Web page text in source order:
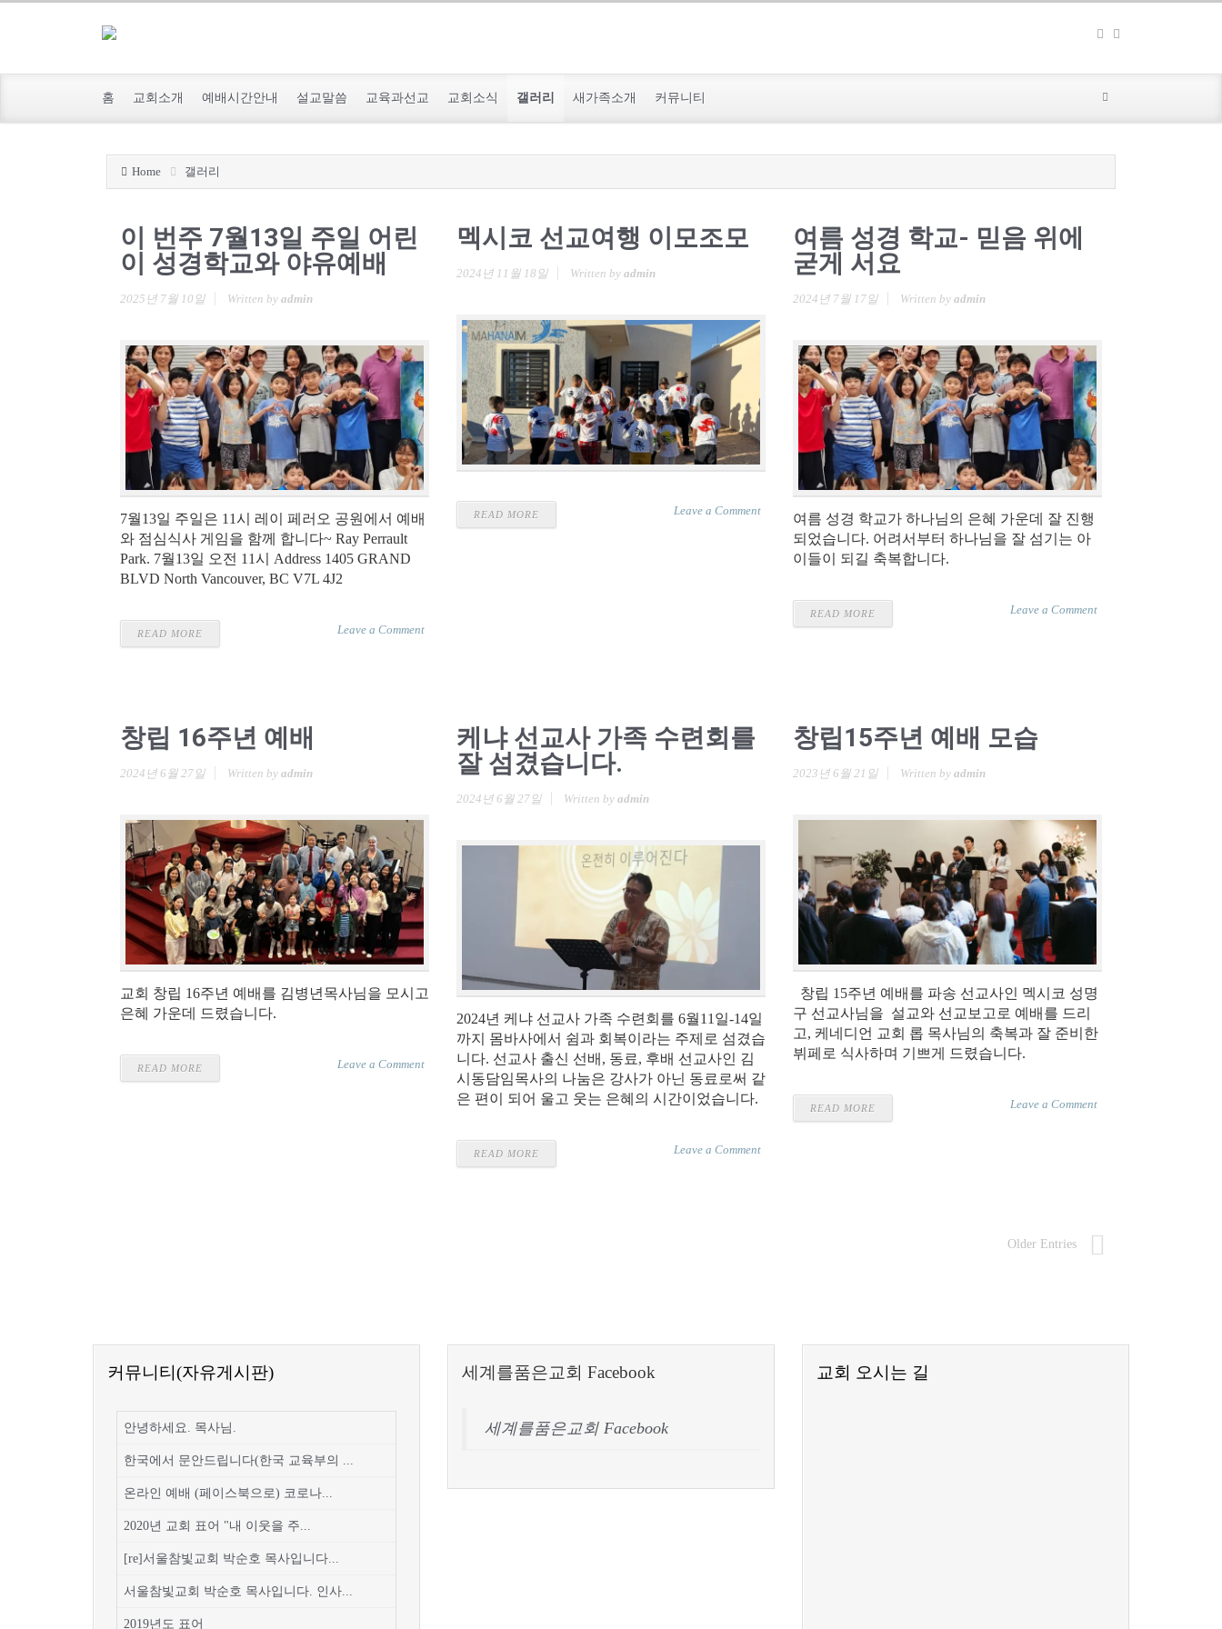
홈 교회소개 예배시간안내 설교말씀 교육과선교 교회소식 갤러리 새가족소개 커뮤니티
Home 갤러리
이 번주 7월13일 주일 어린
이 성경학교와 야유예배
2025년 7월 10일 Written by admin
7월13일 주일은 11시 레이 페러오 공원에서 예배
와 점심식사 게임을 함께 합니다~ Ray Perrault
Park. 7월13일 오전 11시 Address 1405 GRAND
BLVD North Vancouver, BC V7L 4J2
READ MORE Leave a Comment
멕시코 선교여행 이모조모
2024년 11월 18일 Written by admin
READ MORE Leave a Comment
여름 성경 학교- 믿음 위에
굳게 서요
2024년 7월 17일 Written by admin
여름 성경 학교가 하나님의 은혜 가운데 잘 진행
되었습니다. 어려서부터 하나님을 잘 섬기는 아
이들이 되길 축복합니다.
READ MORE Leave a Comment
창립 16주년 예배
2024년 6월 27일 Written by admin
교회 창립 16주년 예배를 김병년목사님을 모시고
은혜 가운데 드렸습니다.
READ MORE Leave a Comment
케냐 선교사 가족 수련회를
잘 섬겼습니다.
2024년 6월 27일 Written by admin
2024년 케냐 선교사 가족 수련회를 6월11일-14일
까지 몸바사에서 쉼과 회복이라는 주제로 섬겼습
니다. 선교사 출신 선배, 동료, 후배 선교사인 김
시동담임목사의 나눔은 강사가 아닌 동료로써 같
은 편이 되어 울고 웃는 은혜의 시간이었습니다.
READ MORE Leave a Comment
창립15주년 예배 모습
2023년 6월 21일 Written by admin
창립 15주년 예배를 파송 선교사인 멕시코 성명
구 선교사님을 설교와 선교보고로 예배를 드리
고, 케네디언 교회 롭 목사님의 축복과 잘 준비한
뷔페로 식사하며 기쁘게 드렸습니다.
READ MORE Leave a Comment
Older Entries
커뮤니티(자유게시판)
안녕하세요. 목사님.
한국에서 문안드립니다(한국 교육부의 ...
온라인 예배 (페이스북으로) 코로나...
2020년 교회 표어 "내 이웃을 주...
[re]서울참빛교회 박순호 목사입니다...
서울참빛교회 박순호 목사입니다. 인사...
2019년도 표어
세계를품은교회 Facebook
세계를품은교회 Facebook
교회 오시는 길